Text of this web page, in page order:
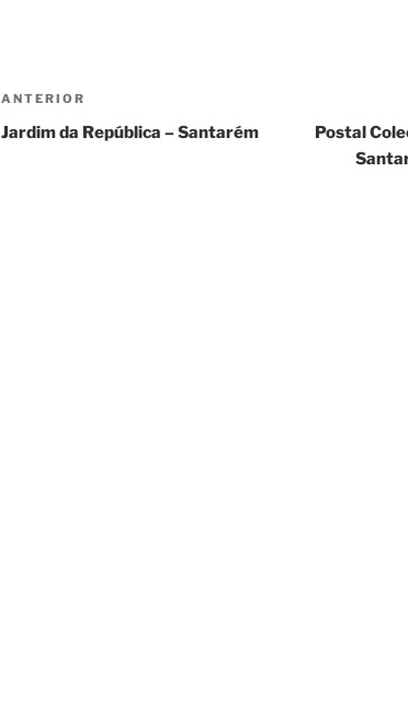
Navegação
de
Conteúdo
anterior
ANTERIOR
Jardim da República – Santarém
Postal